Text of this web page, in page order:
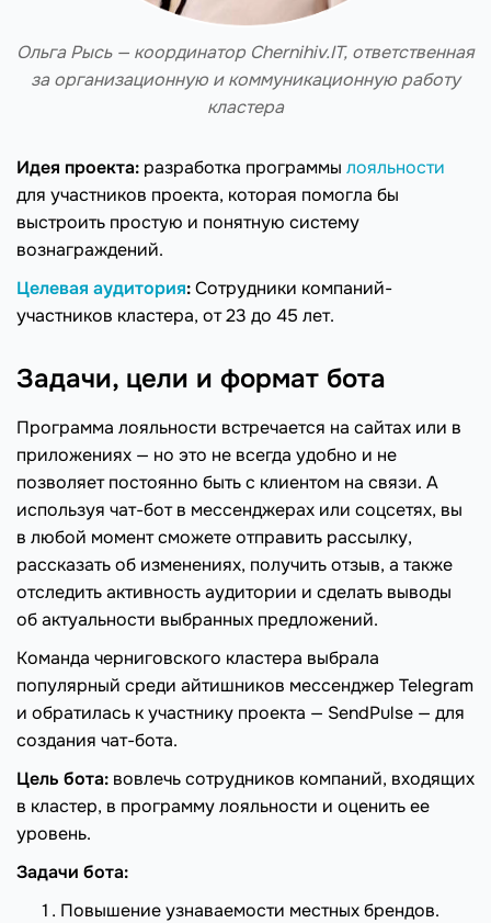
Ольга Рысь — координатор Chernihiv.IT, ответственная
за организационную и коммуникационную работу
кластера
Идея проекта: разработка программы лояльности
для участников проекта, которая помогла бы
выстроить простую и понятную систему
вознаграждений.
Целевая аудитория:Сотрудники компаний-
участников кластера, от 23 до 45 лет.
Задачи, цели и формат бота
Программа лояльности встречается на сайтах или в
приложениях — но это не всегда удобно и не
позволяет постоянно быть с клиентом на связи. А
используя чат-бот в мессенджерах или соцсетях, вы
в любой момент сможете отправить рассылку,
рассказать об изменениях, получить отзыв, а также
отследить активность аудитории и сделать выводы
об актуальности выбранных предложений.
Команда черниговского кластера выбрала
популярный среди айтишников мессенджер Telegram
и обратилась к участнику проекта — SendPulse — для
создания чат-бота.
Цель бота: вовлечь сотрудников компаний, входящих
в кластер, в программу лояльности и оценить ее
уровень.
Задачи бота:
Повышение узнаваемости местных брендов.